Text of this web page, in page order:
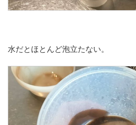
水だとほとんど泡立たない。